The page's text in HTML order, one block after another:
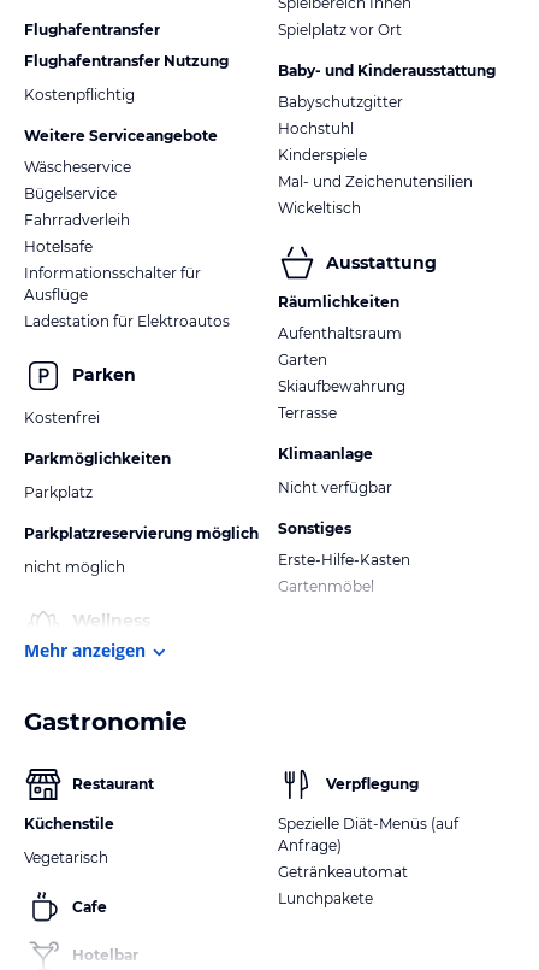
Flughafentransfer
Flughafentransfer Nutzung
Kostenpflichtig
Weitere Serviceangebote
Wäscheservice
Bügelservice
Fahrradverleih
Hotelsafe
Informationsschalter für
Ausflüge
Ladestation für Elektroautos
Parken
Kostenfrei
Parkmöglichkeiten
Parkplatz
Parkplatzreservierung möglich
nicht möglich
Wellness
Spielplatz vor Ort
Baby- und Kinderausstattung
Babyschutzgitter
Hochstuhl
Kinderspiele
Mal- und Zeichenutensilien
Wickeltisch
Ausstattung
Räumlichkeiten
Aufenthaltsraum
Garten
Skiaufbewahrung
Terrasse
Klimaanlage
Nicht verfügbar
Sonstiges
Erste-Hilfe-Kasten
Gartenmöbel
Mehr anzeigen
Gastronomie
Restaurant
Küchenstile
Vegetarisch
Cafe
Hotelbar
Verpflegung
Spezielle Diät-Menüs (auf
Anfrage)
Getränkeautomat
Lunchpakete